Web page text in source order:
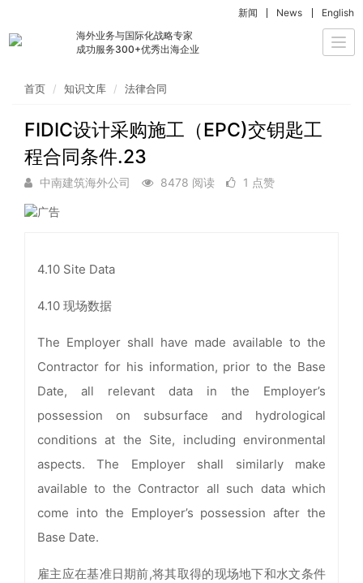
海外业务与国际化战略专家
成功服务300+优秀出海企业
新闻 News English
首页 知识文库 法律合同
FIDIC设计采购施工（EPC)交钥匙工
程合同条件.23
中南建筑海外公司 8478 阅读 1 点赞
4.10 Site Data
4.10 现场数据
The Employer shall have made available to the
Contractor for his information, prior to the Base
Date, all relevant data in the Employer’s
possession on subsurface and hydrological
conditions at the Site, including environmental
aspects. The Employer shall similarly make
available to the Contractor all such data which
come into the Employer’s possession after the
Base Date.
雇主应在基准日期前,将其取得的现场地下和水文条件